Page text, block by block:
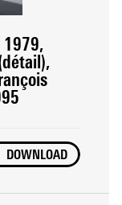
1979,
DOWNLOAD